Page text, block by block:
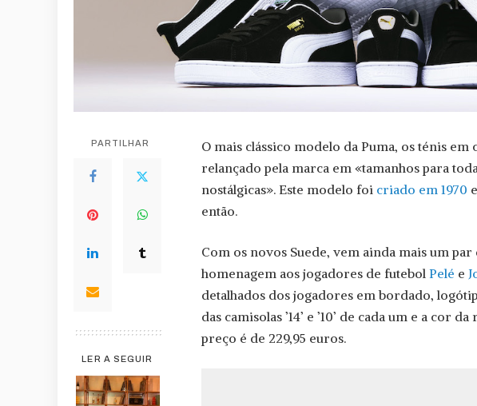
PARTILHAR
LER A SEGUIR
O mais clássico modelo da Puma, os ténis em
relançado pela marca em «tamanhos para
nostálgicas». Este modelo foi criado em 1970
então.
Com os novos Suede, vem ainda mais um
homenagem aos jogadores de futebol Pelé e
detalhados dos jogadores em bordado,
das camisolas ’14’ e ’10’ de cada um e a cor
preço é de 229,95 euros.